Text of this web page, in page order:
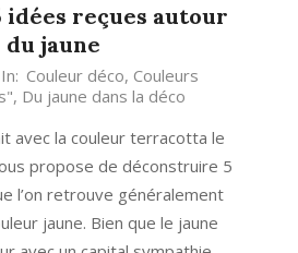
idées reçues autour
du jaune
In: Couleur déco, Couleurs
, Du jaune dans la déco
avec la couleur terracotta le
propose de déconstruire 5
l’on retrouve généralement
jaune. Bien que le jaune